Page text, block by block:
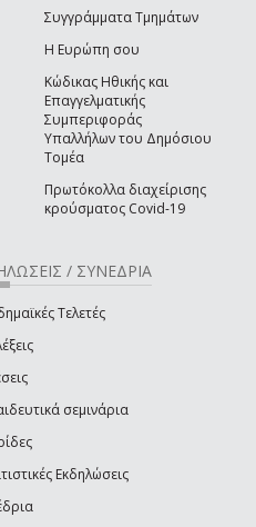
Συγγράμματα Τμημάτων
Η Ευρώπη σου
Κώδικας Ηθικής και
Επαγγελματικής
Συμπεριφοράς
Υπαλλήλων του Δημόσιου
Τομέα
Πρωτόκολλα διαχείρισης
κρούσματος Covid-19
/ ΣΥΝΕΔΡΙΑ
Τελετές
σεμινάρια
Εκδηλώσεις